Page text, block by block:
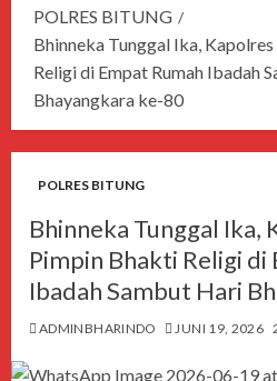
POLRES BITUNG
Bhinneka Tunggal Ika,
Religi di Empat Rumah Ibadah
Bhayangkara ke-80
POLRES BITUNG
Bhinneka Tunggal Ika,
Pimpin Bhakti Religi di
Ibadah Sambut Hari
ADMINBHARINDO JUNI 19, 2026